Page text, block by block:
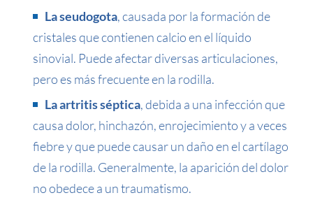
La seudogota, causada por la formación de
cristales que contienen calcio en el líquido
sinovial. Puede afectar diversas articulaciones,
pero es más frecuente en la rodilla.
La artritis séptica, debida a una infección que
causa dolor, hinchazón, enrojecimiento y a veces
fiebre y que puede causar un daño en el cartílago
de la rodilla. Generalmente, la aparición del dolor
no obedece a un traumatismo.